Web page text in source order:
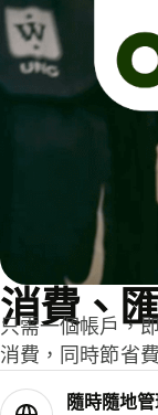
消費、
只需一個帳戶，
消費，同時節省
隨時隨地